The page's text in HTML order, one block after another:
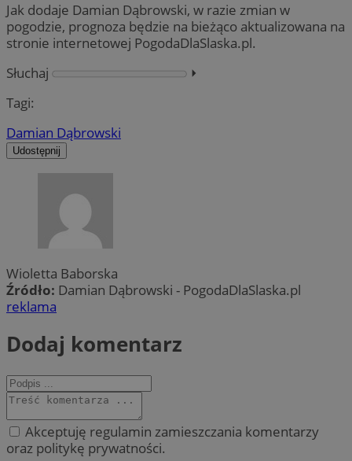
Jak dodaje Damian Dąbrowski, w razie zmian w
pogodzie, prognoza będzie na bieżąco aktualizowana na
stronie internetowej PogodaDlaSlaska.pl.
Słuchaj
⏵︎
Tagi:
Damian Dąbrowski
Udostępnij
Wioletta Baborska
Źródło: Damian Dąbrowski - PogodaDlaSlaska.pl
reklama
Dodaj komentarz
Akceptuję regulamin zamieszczania komentarzy
oraz politykę prywatności.